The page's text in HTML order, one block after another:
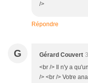
/>
Répondre
G Gérard Couvert
<br /> Il n'y a
/> <br /> Votre